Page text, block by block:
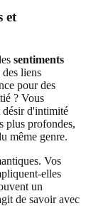
et
sentiments
liens
pour des
? Vous
désir d'intimité
plus profondes,
même genre.
Vos
elles
un
de savoir avec